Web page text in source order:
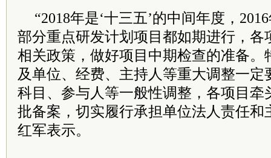
“2018年是‘十三五’的中间年度，
部分重点研发计划项目都如期进行，各
相关政策，做好项目中期检查的准备。
及单位、经费、主持人等重大调整一定
科目、参与人等一般性调整，各项目牵
批备案，切实履行承担单位法人责任和
红军表示。